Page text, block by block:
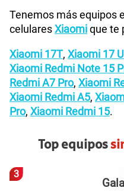
Tenemos más equipos
celularesXiaomique te
Xiaomi 17T, Xiaomi 17
Xiaomi Redmi Note 15
Redmi A7 Pro, Xiaomi
Xiaomi Redmi A5,
Pro, Xiaomi Redmi 15.
Top equipos
4